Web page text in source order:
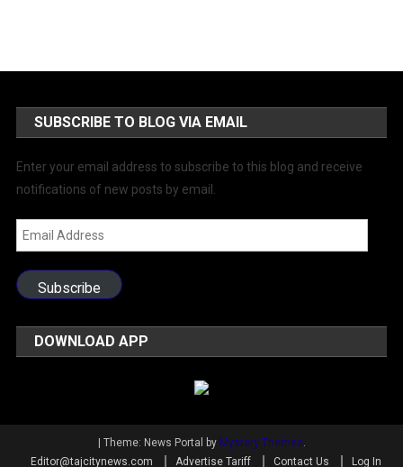
SUBSCRIBE TO BLOG VIA EMAIL
Enter your email address to subscribe to this blog and receive
notifications of new posts by email.
Email
Address
Subscribe
DOWNLOAD APP
Theme: News Portal by Mystery Themes.
Editor@tajcitynews.com
Advertise Tariff Contact Us Log In